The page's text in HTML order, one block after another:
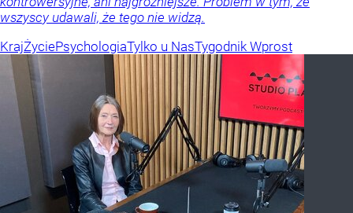
wszyscy udawali, że tego nie widzą.
KrajŻyciePsychologiaTylko u NasTygodnik Wprost